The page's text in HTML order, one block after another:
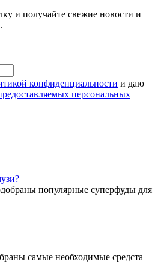
и получайте свежие новости и
конфиденциальности и даю
персональных
популярные суперфуды для
самые необходимые средста